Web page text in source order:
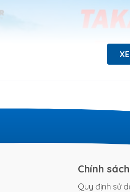
Chính sách
Quy định sử